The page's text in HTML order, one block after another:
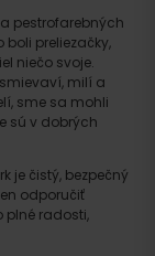
pestrofarebných
boli preliezačky,
niečo svoje.
milí a
sme sa mohli
sú v dobrých
je čistý, bezpečný
odporučiť
radosti,